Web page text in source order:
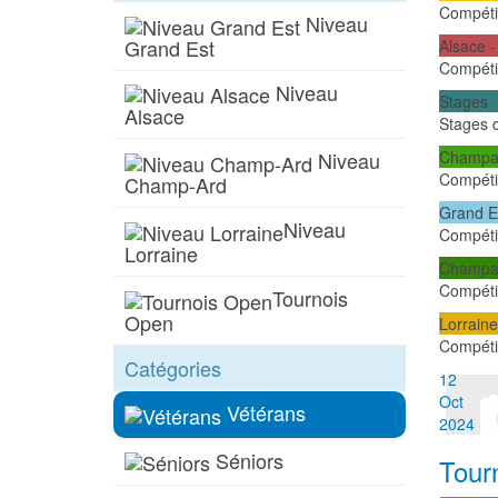
Alsace
Stages
Stages
Grand
12
Oct
2024
Niveau
Grand Est
Niveau
Alsace
Niveau
Champ-Ard
Niveau
Lorraine
Tournois
Open
Catégories
Vétérans
Séniors